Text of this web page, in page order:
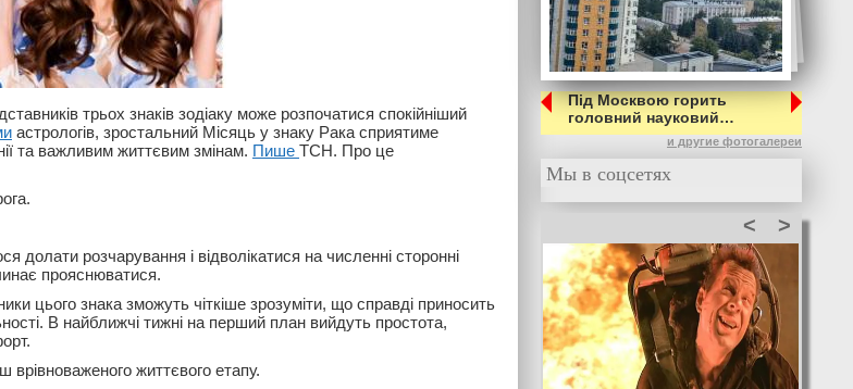
трьох знаків зодіаку може розпочатися спокійніший
астрологів, зростальний Місяць у знаку Рака сприятиме
та важливим життєвим змінам. Пише ТСН. Про це
розчарування і відволікатися на численні сторонні
прояснюватися.
цього знака зможуть чіткіше зрозуміти, що справді приносить
В найближчі тижні на перший план вийдуть простота,
життєвого етапу.
Під Москвою горить
головний науковий…
и другие фотогалереи
Мы в соцсетях
>
<